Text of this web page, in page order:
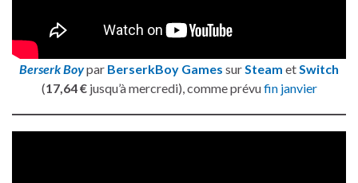
Berserk Boypar BerserkBoy Games sur Steam et Switch
(17,64 €jusqu’à mercredi), comme prévufin janvier